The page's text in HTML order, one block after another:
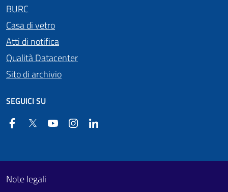
BURC
Casa di vetro
Atti di notifica
Qualità Datacenter
Sito di archivio
SEGUICI SU
FacebookTwitter YouTube Instagram
Footer First
Useful links section
Note legali